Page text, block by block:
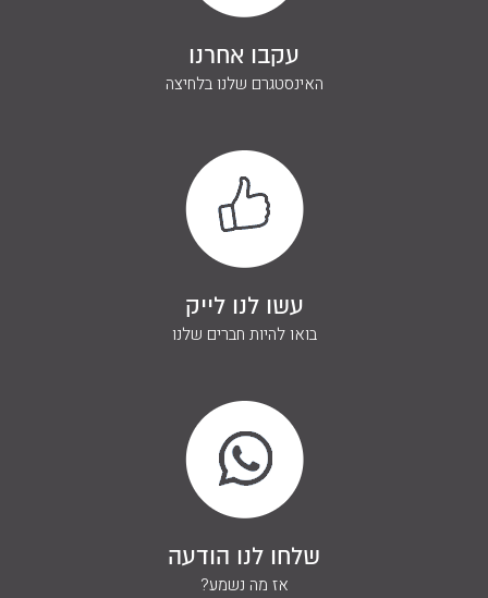
עקבו אחרנו
האינסטגרם שלנו בלחיצה
עשו לנו לייק
בואו להיות חברים שלנו
שלחו לנו הודעה
אז מה נשמע?